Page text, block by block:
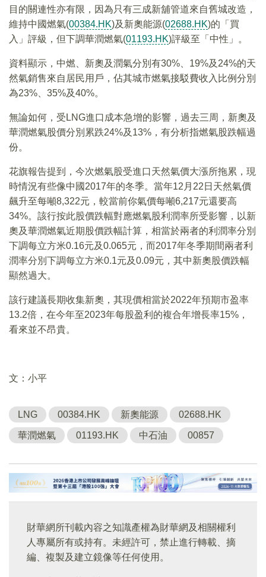
目的關連性亦有限，因為只有三成新舖管道來自舊城改造，
維持中國燃氣(00384.HK)及新奧能源(02688.HK)的「買
入」評級，但下調華潤燃氣(01193.HK)評級至「中性」。
資料顯示，中燃、新奧及潤氣分別有30%、19%及24%的天
然氣銷售來自居民用戶，佔其城市燃氣接駁費收入比例分別
為23%、35%及40%。
無論如何，受LNG進口成本急增的影響，過去三周，新奧及
華潤燃氣股價分別累跌24%及13%，有分析指燃氣股跌幅過
份。
花旗報告提到，今次燃氣股受進口天然氣價大漲所拖累，現
時情況有些像中國2017年的冬季。當年12月22日天然氣價
飆升至每噸8,322元，較當前你氣價每噸6,217元還要高
34%。該行按此股價跌幅對應燃氣股利潤率所受影響，以新
奧及華潤燃氣近期股價跌幅計算，相當於兩者的利潤率分別
下調每立方米0.16元及0.065元，而2017年冬季期間兩者利
潤率分別下調每立方米0.1元及0.09元，其中新奧股價跌幅
顯然過大。
該行建議長期收集新奧，其現價相當於2022年預期市盈率
13.2倍，在今年至2023年每股盈利的複合年增長率15%，
看來並不昂貴。
文：小平
LNG 00384.HK 新奧能源 02688.HK
華潤燃氣 01193.HK 中石油 00857
財華網所刊載內容之知識產權為財華網及相關權利
人專屬所有或持有。未經許可，禁止進行轉載、摘
編、複製及建立鏡像等任何使用。